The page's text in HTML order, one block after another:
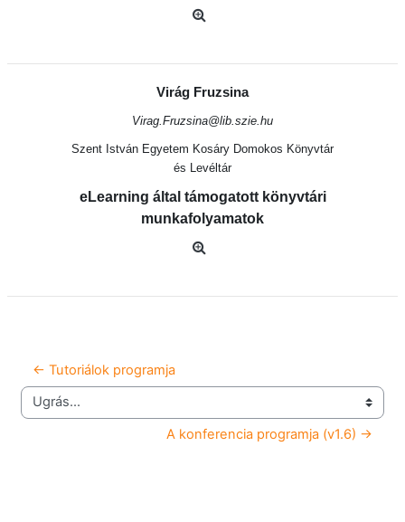
Virág Fruzsina
Virag.Fruzsina@lib.szie.hu
Szent István Egyetem Kosáry Domokos Könyvtár
és Levéltár
eLearning által támogatott könyvtári
munkafolyamatok
← Tutoriálok programja
Ugrás...
A konferencia programja (v1.6) →